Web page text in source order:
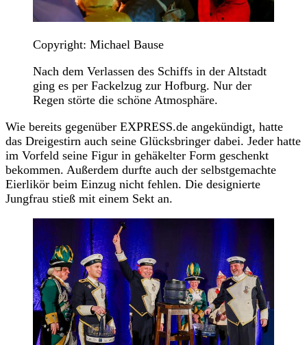
Copyright: Michael Bause
Nach dem Verlassen des Schiffs in der Altstadt
ging es per Fackelzug zur Hofburg. Nur der
Regen störte die schöne Atmosphäre.
Wie bereits gegenüber EXPRESS.de angekündigt, hatte
das Dreigestirn auch seine Glücksbringer dabei. Jeder hatte
im Vorfeld seine Figur in gehäkelter Form geschenkt
bekommen. Außerdem durfte auch der selbstgemachte
Eierlikör beim Einzug nicht fehlen. Die designierte
Jungfrau stieß mit einem Sekt an.